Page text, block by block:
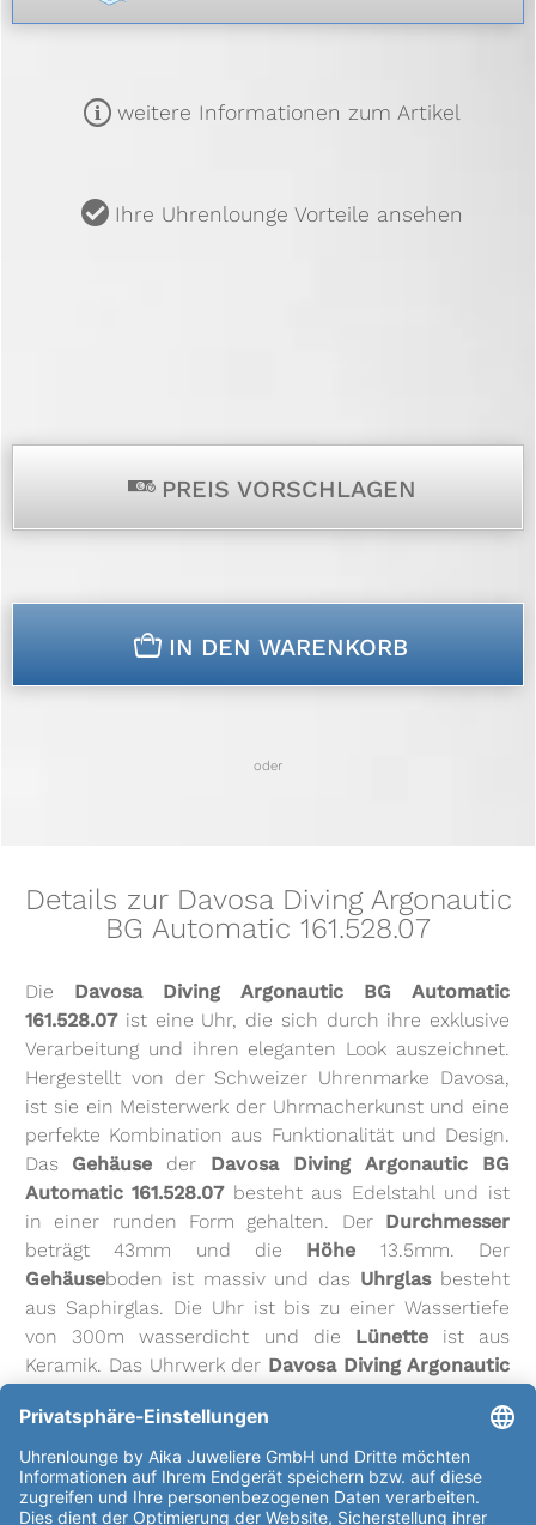
m weitere Informationen zum Artikel
u Ihre Uhrenlounge Vorteile ansehen
p PREIS VORSCHLAGEN
n IN DEN WARENKORB
oder
Details zur Davosa Diving Argonautic
BG Automatic 161.528.07
Die Davosa Diving Argonautic BG Automatic
161.528.07ist eine Uhr, die sich durch ihre exklusive
Verarbeitung und ihren eleganten Look auszeichnet.
Hergestellt von der Schweizer Uhrenmarke Davosa,
ist sie ein Meisterwerk der Uhrmacherkunst und eine
perfekte Kombination aus Funktionalität und Design.
Das Gehäuse der Davosa Diving Argonautic BG
Automatic 161.528.07besteht aus Edelstahl und ist
in einer runden Form gehalten. Der Durchmesser
beträgt 43mm und die Höhe 13.5mm. Der
Gehäuseboden ist massiv und das Uhrglasbesteht
aus Saphirglas. Die Uhr ist bis zu einer Wassertiefe
von 300m wasserdicht und die Lünette ist aus
Keramik. Das Uhrwerk der Davosa Diving Argonautic
und ist ein Automatikaufzug. Es basiert auf dem
Sellita SW 200-1Kaliberund hat einenDurchmesser
von 25.6mm und eineHöhevon 4.6mm. Die
Gangreserve des Uhrwerksbeträgt bis zu 38h und